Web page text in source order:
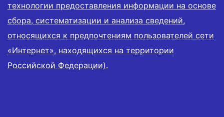
технологии предоставления информации на основе
сбора, систематизации и анализа сведений,
относящихся к предпочтениям пользователей сети
«Интернет», находящихся на территории
Российской Федерации).